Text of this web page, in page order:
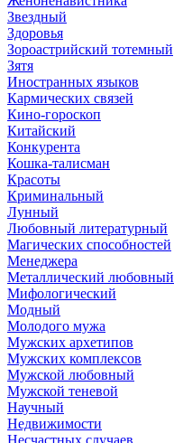
Звездный
Здоровья
Зороастрийский тотемный
Зятя
Иностранных языков
Кармических связей
Кино-гороскоп
Китайский
Конкурента
Кошка-талисман
Красоты
Криминальный
Лунный
Любовный литературный
Магических способностей
Менеджера
Металлический любовный
Мифологический
Модный
Молодого мужа
Мужских архетипов
Мужских комплексов
Мужской любовный
Мужской теневой
Научный
Недвижимости
Несчастных случаев